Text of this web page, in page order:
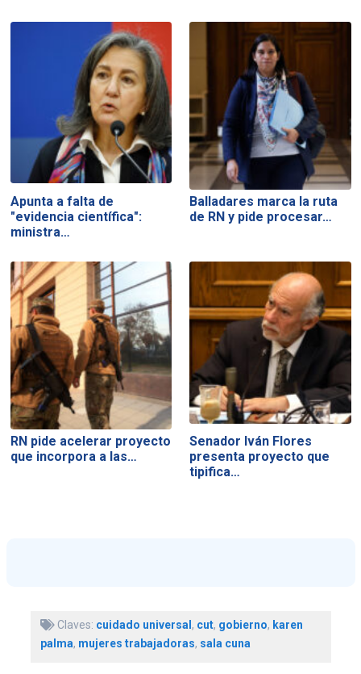
Apunta a falta de
"evidencia científica":
ministra…
Balladares marca la ruta
de RN y pide procesar…
RN pide acelerar proyecto
que incorpora a las…
Senador Iván Flores
presenta proyecto que
tipifica…
Claves: cuidado universal, cut, gobierno, karen
palma, mujeres trabajadoras, sala cuna